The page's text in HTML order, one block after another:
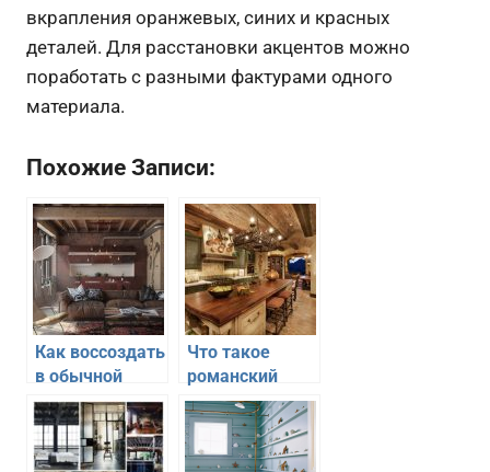
вкрапления оранжевых, синих и красных
деталей. Для расстановки акцентов можно
поработать с разными фактурами одного
материала.
Похожие Записи:
Как воссоздать
в обычной
квартире стиль
шато
Что такое
романский
стиль и как его
воссоздать в
своей квартире